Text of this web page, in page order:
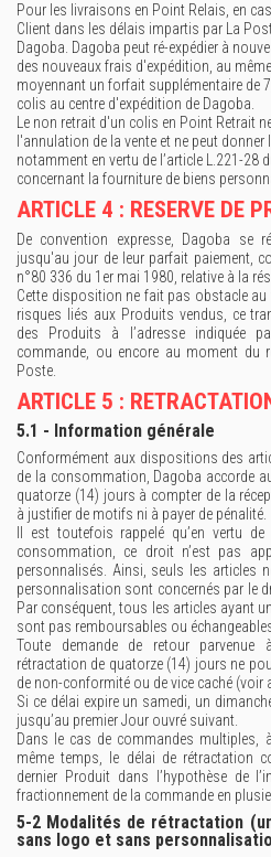
Pour les livraisons en Point Relais, en
Client dans les délais impartis par La
Dagoba. Dagoba peut ré-expédier à
des nouveaux frais d'expédition, au
moyennant un forfait supplémentaire de
colis au centre d'expédition de Dagoba.
Le non retrait d'un colis en Point Retrait
l'annulation de la vente et ne peut donner
notamment en vertu de l’article L.221-28
concernant la fourniture de biens
ARTICLE 4 : RESERVE DE
De convention expresse, Dagoba se
jusqu'au jour de leur parfait paiement,
n°80 336 du 1er mai 1980, relative à la
Cette disposition ne fait pas obstacle au
risques liés aux Produits vendus, ce
des Produits à l’adresse indiquée
commande, ou encore au moment du
Poste.
ARTICLE 5 :
5.1 - Information générale
Conformément aux dispositions des
de la consommation, Dagoba accorde
quatorze (14) jours à compter de la
à justifier de motifs ni à payer de pénalité.
Il est toutefois rappelé qu’en vertu
consommation, ce droit n’est pas
personnalisés. Ainsi, seuls les articles
personnalisation sont concernés par le
Par conséquent, tous les articles ayant
sont pas remboursables ou
Toute demande de retour
rétractation de quatorze (14) jours ne
de non-conformité ou de vice caché (voir
Si ce délai expire un samedi, un
jusqu’au premier Jour ouvré suivant.
Dans le cas de commandes multiples,
même temps, le délai de rétractation
dernier Produit dans l’hypothèse de
fractionnement de la commande en
5-2 Modalités de rétractation
sans logo et sans